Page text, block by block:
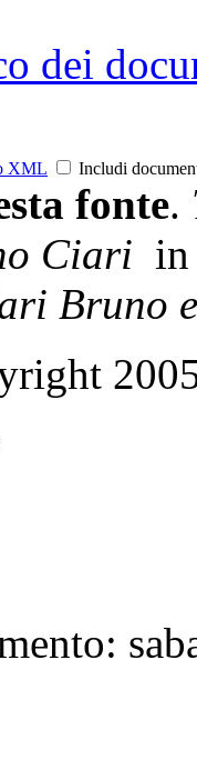
dei
XML Includi
fonte.
Ciari
Bruno